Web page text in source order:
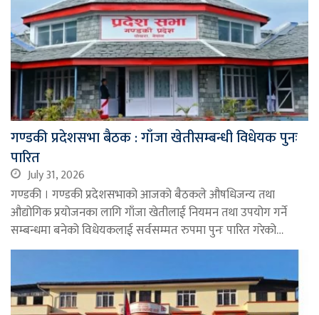
गण्डकी प्रदेशसभा बैठक : गाँजा खेतीसम्बन्धी विधेयक पुनः
पारित
July 31, 2026
गण्डकी । गण्डकी प्रदेशसभाको आजको बैठकले औषधिजन्य तथा
औद्योगिक प्रयोजनका लागि गाँजा खेतीलाई नियमन तथा उपयोग गर्ने
सम्बन्धमा बनेको विधेयकलाई सर्वसम्मत रुपमा पुनः पारित गरेको…